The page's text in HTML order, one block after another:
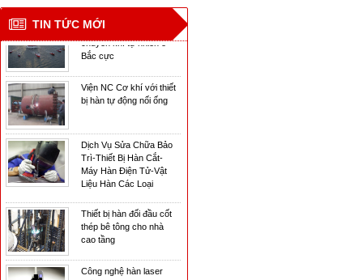
TIN TỨC MỚI
CN hàn mới cho tàu vận
chuyển khí tự nhiên ở
bị hàn tự động nối ống
Trì-Thiết Bị Hàn Cắt-
Máy Hàn Điện Tử-Vật
Liệu Hàn Các Loại
Thiết bị hàn đối đầu cốt
thép bê tông cho nhà
cao tầng
mới